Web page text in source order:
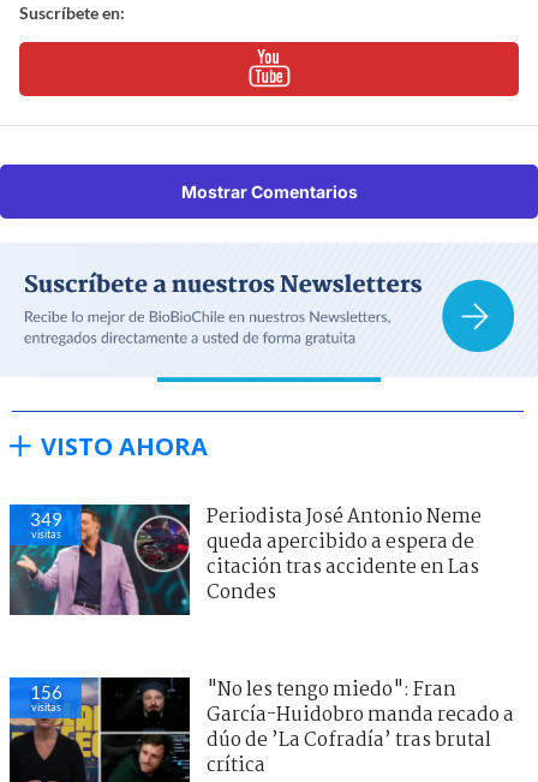
Suscríbete en:
Mostrar Comentarios
VISTO AHORA
349
visitas
Periodista José Antonio Neme
queda apercibido a espera de
citación tras accidente en Las
Condes
156
visitas
"No les tengo miedo": Fran
García-Huidobro manda recado a
dúo de ’La Cofradía’ tras brutal
crítica